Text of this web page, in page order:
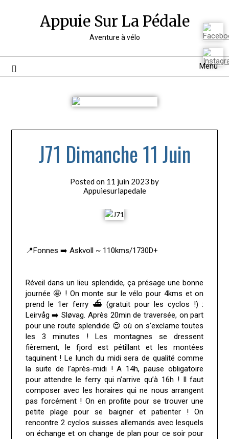
Appuie Sur La Pédale
Aventure à vélo
Menu
J71 Dimanche 11 Juin
Posted on 11 juin 2023 by
Appuiesurlapedale
📍Fonnes ➡️ Askvoll ~ 110kms/1730D+
Réveil dans un lieu splendide, ça présage une bonne
journée 🤩 ! On monte sur le vélo pour 4kms et on
prend le 1er ferry ⛴️ (gratuit pour les cyclos !) :
Leirvåg ➡️ Sløvag. Après 20min de traversée, on part
pour une route splendide 😍 où on s’exclame toutes
les 3 minutes ! Les montagnes se dressent
fièrement, le fjord est pétillant et les montées
taquinent ! Le lunch du midi sera de qualité comme
la suite de l’après-midi ! A 14h, pause obligatoire
pour attendre le ferry qui n’arrive qu’à 16h ! Il faut
composer avec les horaires qui ne nous arrangent
pas forcément ! On en profite pour se trouver une
petite plage pour se baigner et patienter ! On
rencontre 2 cyclos suisses allemands avec lesquels
on échange et on change de plan pour ce soir pour